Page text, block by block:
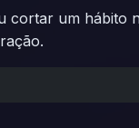
cortar um hábito